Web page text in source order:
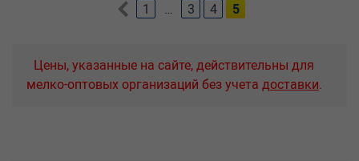
1 … 3 4 5
Цены, указанные на сайте, действительны для
мелко-оптовых организаций без учета доставки.